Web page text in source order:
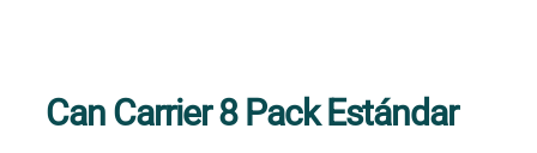
Can Carrier 8 Pack Estándar